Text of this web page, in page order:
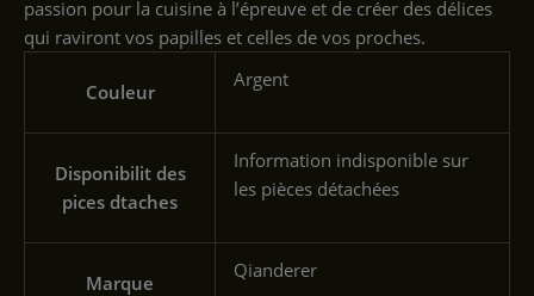
passion pour la cuisine à l’épreuve et de créer des délices
qui raviront vos papilles et celles de vos proches.
Couleur
‎Argent
Disponibilit des
pices dtaches
‎Information indisponible sur
les pièces détachées
Marque
‎Qianderer